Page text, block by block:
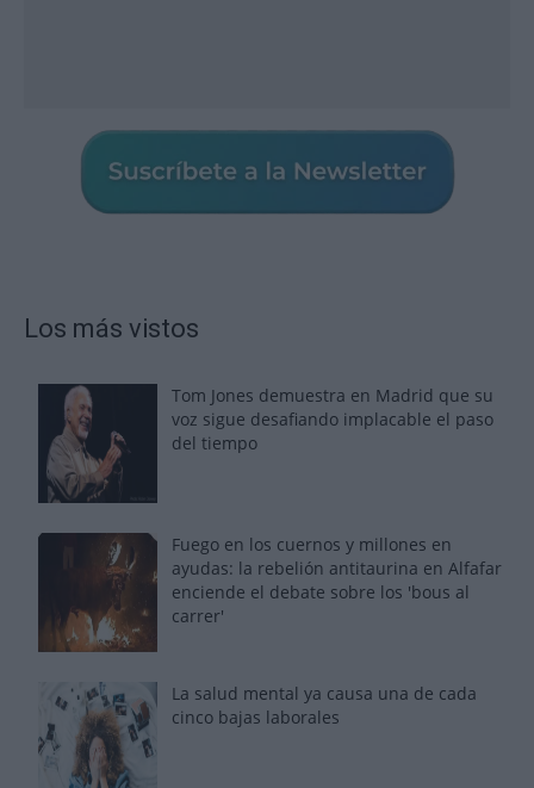
Los más vistos
Tom Jones demuestra en Madrid que su
voz sigue desafiando implacable el paso
del tiempo
Fuego en los cuernos y millones en
ayudas: la rebelión antitaurina en Alfafar
enciende el debate sobre los 'bous al
carrer'
La salud mental ya causa una de cada
cinco bajas laborales